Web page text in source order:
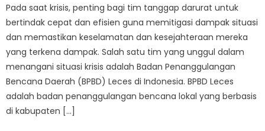
Pada saat krisis, penting bagi tim tanggap darurat untuk
bertindak cepat dan efisien guna memitigasi dampak situasi
dan memastikan keselamatan dan kesejahteraan mereka
yang terkena dampak. Salah satu tim yang unggul dalam
menangani situasi krisis adalah Badan Penanggulangan
Bencana Daerah (BPBD) Leces di Indonesia. BPBD Leces
adalah badan penanggulangan bencana lokal yang berbasis
di kabupaten […]